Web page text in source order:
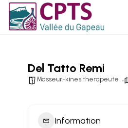
Del Tatto Remi
Masseur-kinesitherapeute
Information